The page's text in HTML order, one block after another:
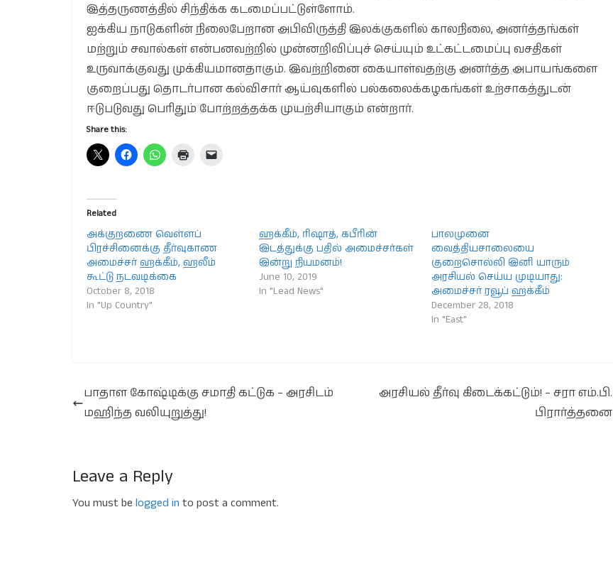
இத்தருணத்தில் சிந்திக்க கடமைப்பட்டுள்ளோம்.
ஐக்கிய நாடுகளின் நிலைபேறான அபிவிருத்தி இலக்குகளில் காலநிலை, அனர்த்தங்கள்
மற்றும் சவால்கள் என்பனவற்றில் முன்னறிவிப்புச் செய்யும் உட்கட்டமைப்பு வசதிகள்
உருவாக்குவது முக்கியமானதாகும். இவற்றினை கையாள்வதற்கு அனர்த்த அபாயங்களை
குறைப்பது தொடர்பான கல்விசார் ஆய்வுகளில் பல்கலைக்கழகங்கள் உற்சாகத்துடன்
ஈடுபடுவது பெரிதும் போற்றத்தக்க முயற்சியாகும் என்றார்.
Share this:
Related
அக்குறணை வெள்ளப்
பிரச்சினைக்கு தீர்வுகாண
அமைச்சர் ஹக்கீம், ஹலீம்
கூட்டு நடவடிக்கை
October 8, 2018
In "Up Country"
ஹக்கீம், ரிஷாத், கபீரின்
இடத்துக்கு பதில் அமைச்சர்கள்
இன்று நியமனம்!
June 10, 2019
In "Lead News"
பாலமுனை
வைத்தியசாலையை
குறைசொல்லி இனி யாரும்
அரசியல் செய்ய முடியாது:
அமைச்சர் ரவூப் ஹக்கீம்
December 28, 2018
In "East"
பாதாள கோஷ்டிக்கு சமாதி கட்டுக – அரசிடம்
மஹிந்த வலியுறுத்து!
அரசியல் தீர்வு கிடைக்கட்டும்! – சரா எம்.பி.
பிரார்த்தனை
Leave a Reply
You must be logged in to post a comment.